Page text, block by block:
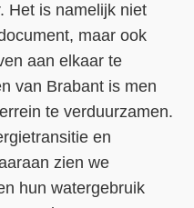
Het is namelijk niet
maar ook
aan elkaar te
van Brabant is men
te verduurzamen.
en
zien we
hun watergebruik